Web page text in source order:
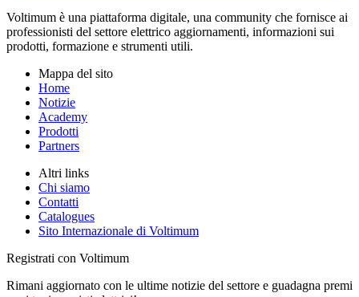
Voltimum è una piattaforma digitale, una community che fornisce ai
professionisti del settore elettrico aggiornamenti, informazioni sui
prodotti, formazione e strumenti utili.
Mappa del sito
Home
Notizie
Academy
Prodotti
Partners
Altri links
Chi siamo
Contatti
Catalogues
Sito Internazionale di Voltimum
Registrati con Voltimum
Rimani aggiornato con le ultime notizie del settore e guadagna premi